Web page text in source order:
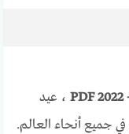
، عيد
جميع أنحاء العالم.